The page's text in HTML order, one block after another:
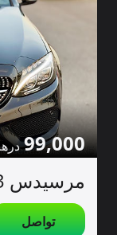
99,000
مرسيدس C43 للبيع
تواصل